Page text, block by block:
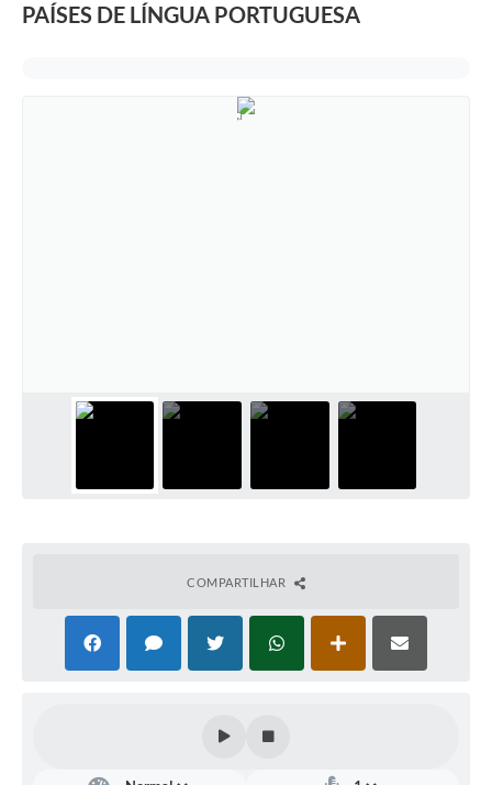
Procuradoria Jurídica - Consultoria Administrativa
Notificações Ambientais
Audiências Públicas
Galeria de Vídeos
PAÍSES DE LÍNGUA PORTUGUESA
COMPARTILHAR